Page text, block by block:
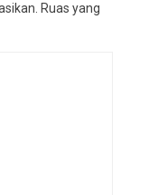
Ruas yang